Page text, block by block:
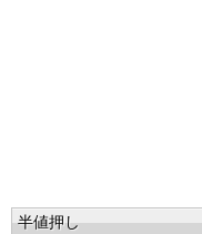
半値押し